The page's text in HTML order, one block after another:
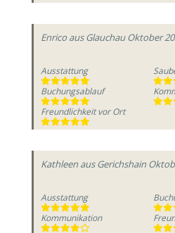
Enrico aus Glauchau Oktober
Ausstattung
Buchungsablauf
Freundlichkeit vor Ort
Kathleen aus Gerichshain
Ausstattung
Kommunikation